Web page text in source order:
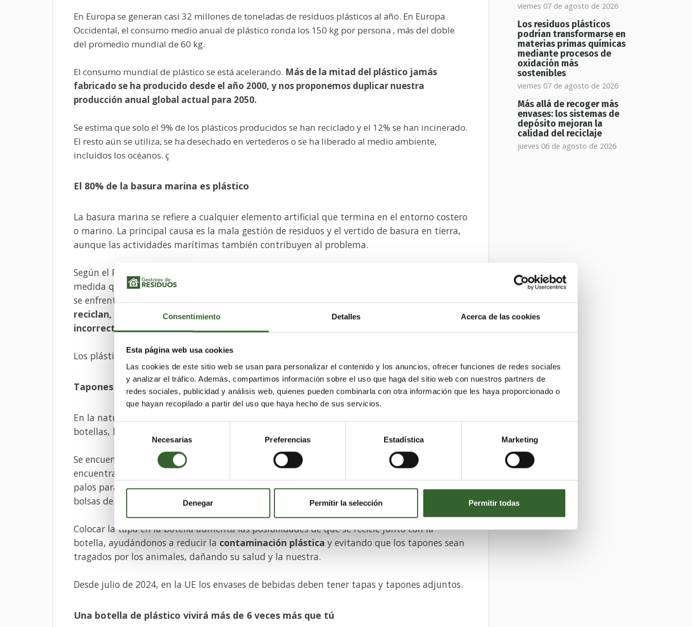
Consentimiento Detalles Acerca de las cookies
Esta página web usa cookies
Las cookies de este sitio web se usan para personalizar el contenido y los anuncios, ofrecer funciones de redes sociales
y analizar el tráfico. Además, compartimos información sobre el uso que haga del sitio web con nuestros partners de
redes sociales, publicidad y análisis web, quienes pueden combinarla con otra información que les haya proporcionado o
que hayan recopilado a partir del uso que haya hecho de sus servicios.
Selección
consentimiento
Necesarias Preferencias Estadística Marketing
Denegar Permitir la selección Permitir todas
En Europa se generan casi 32 millones de toneladas de residuos plásticos al año. En Europa
Occidental, el consumo medio anual de plástico ronda los 150 kg por persona , más del doble
del promedio mundial de 60 kg.
El consumo mundial de plástico se está acelerando. Más de la mitad del plástico jamás
fabricado se ha producido desde el año 2000, y nos proponemos duplicar nuestra
producción anual global actual para 2050.
Se estima que solo el 9% de los plásticos producidos se han reciclado y el 12% se han incinerado.
El resto aún se utiliza, se ha desechado en vertederos o se ha liberado al medio ambiente,
incluidos los océanos. ç
El 80% de la basura marina es plástico
La basura marina se refiere a cualquier elemento artificial que termina en el entorno costero
o marino. La principal causa es la mala gestión de residuos y el vertido de basura en tierra,
aunque las actividades marítimas también contribuyen al problema.
Según el PNUMA, los plásticos representan aproximadamente el 80% de la basura marina. A
medida que los residuos plásticos siguen aumentando, los sistemas de gestión de residuos
se enfrentan a una presión cada vez mayor.Si bien la mayoría de los residuos plásticos se
reciclan, incineran o eliminan adecuadamente, algunos de ellos se gestionan
incorrectamente y terminan en nuestros mares.
Los plásticos de un solo uso son una fuente importante de esta basura marina.
Tapones de plástico entre los 10 plásticos de un solo uso más comunes en las playas
En la naturaleza, se encuentran entre dos y tres veces más tapas y tapones de plástico que
botellas, lo que significa que la gente tiende a reciclar las botellas sin los tapones.
Se encuentran entre los 10 artículos de plástico de un solo uso más comunes que se
encuentran en las playas europeas, junto con artículos como pajitas y agitadores, globos y
palos para globos, recipientes para alimentos, vasos para bebidas, colillas de cigarrillos o
bolsas de plástico.
Colocar la tapa en la botella aumenta las posibilidades de que se recicle junto con la
botella, ayudándonos a reducir la contaminación plástica y evitando que los tapones sean
tragados por los animales, dañando su salud y la nuestra.
Desde julio de 2024, en la UE los envases de bebidas deben tener tapas y tapones adjuntos.
Una botella de plástico vivirá más de 6 veces más que tú
viernes 07 de agosto de 2026
Los residuos plásticos
podrían transformarse en
materias primas químicas
mediante procesos de
oxidación más
sostenibles
viernes 07 de agosto de 2026
Más allá de recoger más
envases: los sistemas de
depósito mejoran la
calidad del reciclaje
jueves 06 de agosto de 2026